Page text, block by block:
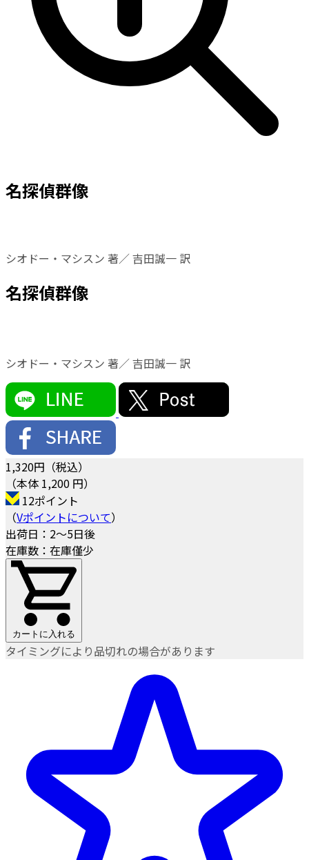
名探偵群像
シオドー・マシスン 著／ 吉田誠一 訳
名探偵群像
シオドー・マシスン 著／ 吉田誠一 訳
1,320円（税込）
（本体 1,200 円）
12ポイント
（Vポイントについて）
出荷日：2～5日後
在庫数：在庫僅少
カートに入れる
タイミングにより品切れの場合があります